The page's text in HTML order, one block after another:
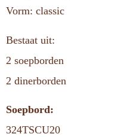
Vorm: classic
Bestaat uit:
2 soepborden
2 dinerborden
Soepbord:
324TSCU20